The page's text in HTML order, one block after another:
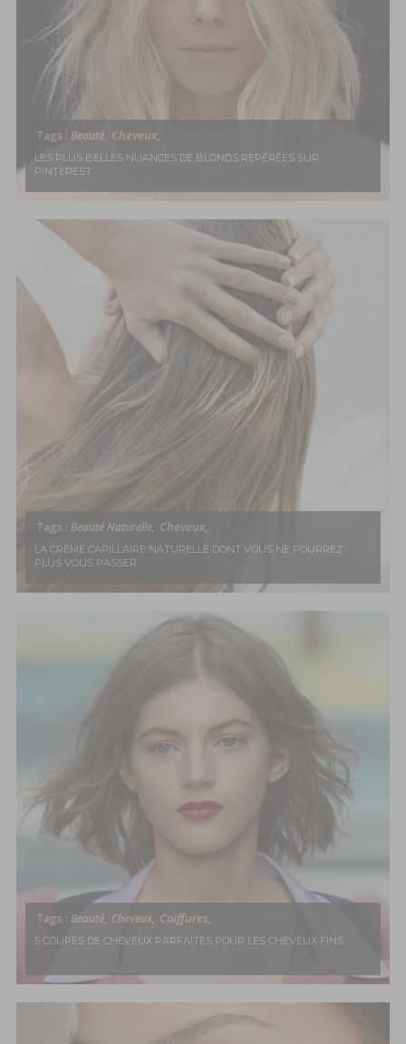
Tags : Beauté, Cheveux,
LES PLUS BELLES NUANCES DE BLONDS REPÉRÉES SUR
PINTEREST
Tags : Beauté Naturelle, Cheveux,
LA CRÈME CAPILLAIRE NATURELLE DONT VOUS NE POURREZ
PLUS VOUS PASSER
Tags : Beauté, Cheveux, Coiffures,
5 COUPES DE CHEVEUX PARFAITES POUR LES CHEVEUX FINS